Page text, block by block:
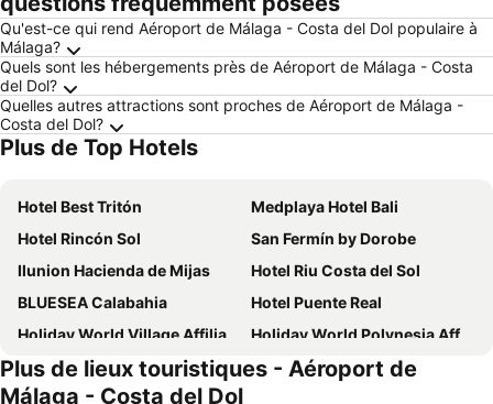
Qu'est-ce qui rend Aéroport de Málaga - Costa del Dol populaire à
Málaga?
Quels sont les hébergements près de Aéroport de Málaga - Costa
del Dol?
Quelles autres attractions sont proches de Aéroport de Málaga -
Costa del Dol?
Plus de Top Hotels
Hotel Best Tritón
Medplaya Hotel Bali
Hotel Rincón Sol
San Fermín by Dorobe
Ilunion Hacienda de Mijas
Hotel Riu Costa del Sol
BLUESEA Calabahia
Hotel Puente Real
Holiday World Village Affiliated by Meliá
Holiday World Polynesia Affiliated by Meliá
Hotel Best Siroco
FAY Victoria Beach
Sandos Griego
Plus de lieux touristiques - Aéroport de
Málaga - Costa del Dol